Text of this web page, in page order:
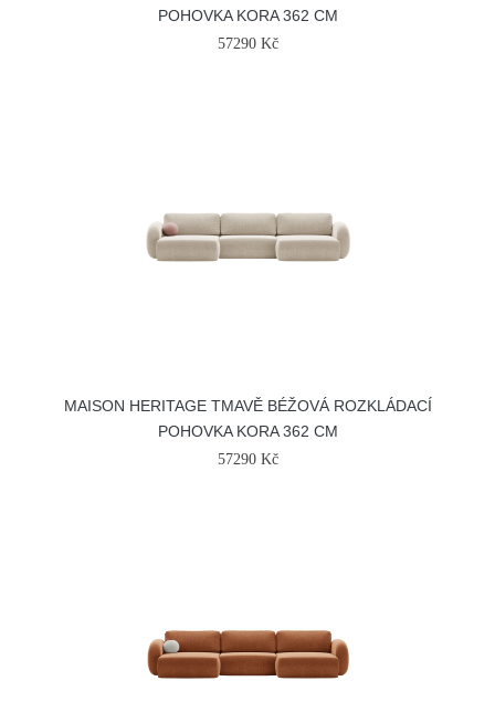
POHOVKA KORA 362 CM
57290 Kč
MAISON HERITAGE TMAVĚ BÉŽOVÁ ROZKLÁDACÍ
POHOVKA KORA 362 CM
57290 Kč